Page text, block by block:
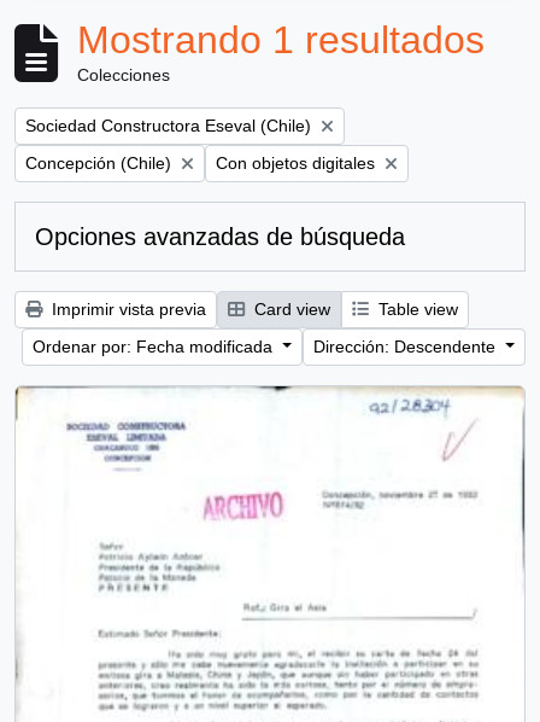
Mostrando 1 resultados
Colecciones
Remove filter:
Sociedad Constructora Eseval (Chile)
Remove filter:
Concepción (Chile) Remove filter:
Con objetos digitales
Opciones avanzadas de búsqueda
Imprimir vista previa Card view
Table view
Ordenar por: Fecha modificada
Dirección: Descendente